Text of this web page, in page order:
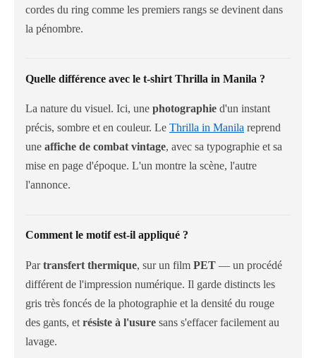
cordes du ring comme les premiers rangs se devinent dans
la pénombre.
Quelle différence avec le t-shirt Thrilla in Manila ?
La nature du visuel. Ici, une photographie d'un instant
précis, sombre et en couleur. Le Thrilla in Manila reprend
une affiche de combat vintage, avec sa typographie et sa
mise en page d'époque. L'un montre la scène, l'autre
l'annonce.
Comment le motif est-il appliqué ?
Partransfert thermique, sur un film PET — un procédé
différent de l'impression numérique. Il garde distincts les
gris très foncés de la photographie et la densité du rouge
des gants, et résiste à l'usure sans s'effacer facilement au
lavage.